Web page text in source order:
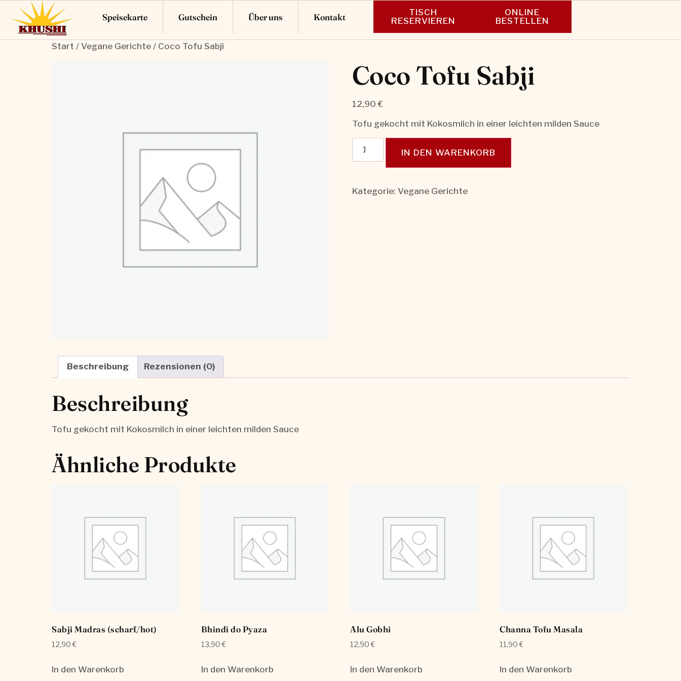
Speisekarte Gutschein Über uns Kontakt
TISCH
RESERVIEREN
ONLINE
BESTELLEN
Start / Vegane Gerichte / Coco Tofu Sabji
Coco Tofu Sabji
12,90€
Tofu gekocht mit Kokosmilch in einer leichten milden Sauce
IN DEN WARENKORB
Kategorie: Vegane Gerichte
Beschreibung Rezensionen (0)
Beschreibung
Tofu gekocht mit Kokosmilch in einer leichten milden Sauce
Ähnliche Produkte
Sabji Madras (scharf/hot)
12,90€
In den Warenkorb
Bhindi do Pyaza
13,90€
In den Warenkorb
Alu Gobhi
12,90€
In den Warenkorb
Channa Tofu Masala
11,90€
In den Warenkorb